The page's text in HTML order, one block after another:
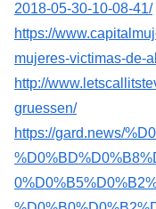
2018-05-30-10-08-41/
https://
mujeres-victimas-de-
http://
gruessen/
https://gard.news/